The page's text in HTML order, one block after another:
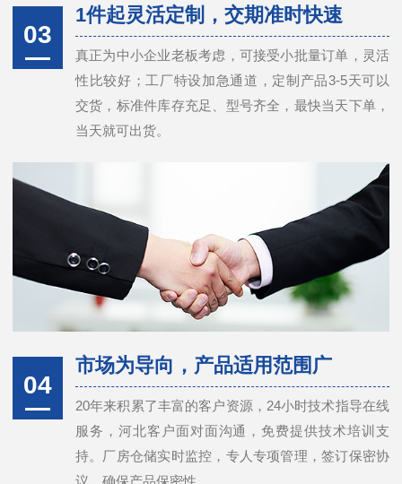
03
1件起灵活定制，交期准时快速
真正为中小企业老板考虑，可接受小批量订单，灵活
性比较好；工厂特设加急通道，定制产品3-5天可以
交货，标准件库存充足、型号齐全，最快当天下单，
当天就可出货。
04
市场为导向，产品适用范围广
20年来积累了丰富的客户资源，24小时技术指导在线
服务，河北客户面对面沟通，免费提供技术培训支
持。厂房仓储实时监控，专人专项管理，签订保密协
议，确保产品保密性。